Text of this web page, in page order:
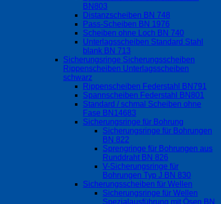
BN803
Distanzscheiben BN 748
Pass-Scheiben BN 1976
Scheiben ohne Loch BN 740
Unterlagsscheiben Standard Stahl
blank BN 713
Sicherungsringe Sicherungsscheiben
Rippenscheiben Unterlagsscheiben
schwarz
Rippenscheiben Federstahl BN791
Spannscheiben Federstahl BN801
Standard / schmal Scheiben ohne
Fase BN14683
Sicherungsringe für Bohrung
Sicherungsringe für Bohrungen
BN 822
Sprengringe für Bohrungen aus
Runddraht BN 826
V-Sicherungsringe für
Bohrungen Typ J BN 830
Sicherungsscheiben für Wellen
Sicherungsringe für Wellen
Spezialausführung mit Ösen BN